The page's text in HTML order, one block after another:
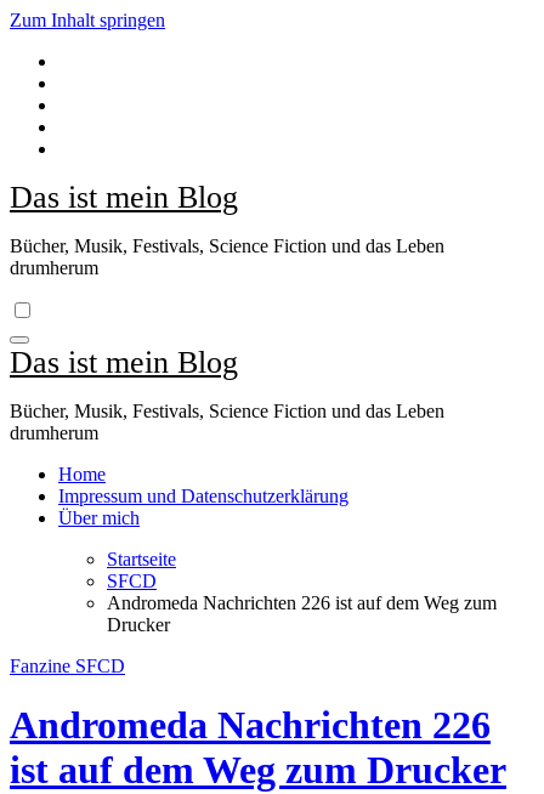
Zum Inhalt springen
Das ist mein Blog
Bücher, Musik, Festivals, Science Fiction und das Leben
drumherum
Das ist mein Blog
Bücher, Musik, Festivals, Science Fiction und das Leben
drumherum
Home
Impressum und Datenschutzerklärung
Über mich
Startseite
SFCD
Andromeda Nachrichten 226 ist auf dem Weg zum
Drucker
Fanzine SFCD
Andromeda Nachrichten 226
ist auf dem Weg zum Drucker